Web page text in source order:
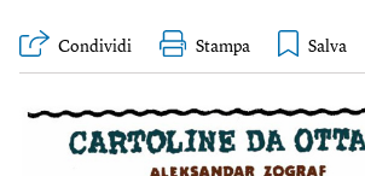
Condividi Stampa